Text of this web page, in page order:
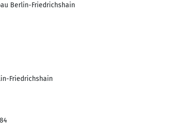
Berlin-Friedrichshain
Friedrichshain